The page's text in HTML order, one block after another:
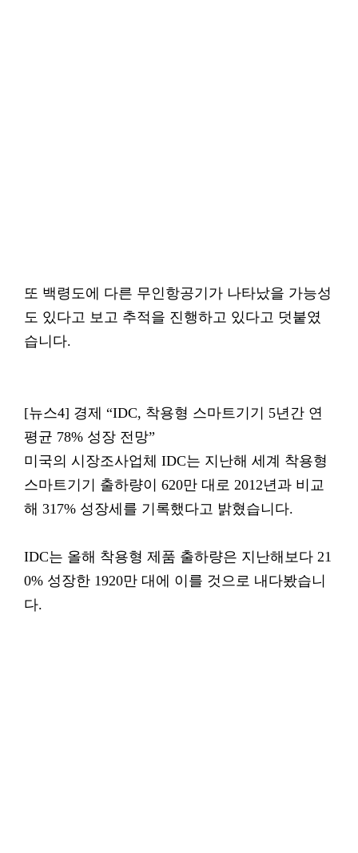
또 백령도에 다른 무인항공기가 나타났을 가능성
도 있다고 보고 추적을 진행하고 있다고 덧붙였
습니다.
[뉴스4] 경제 “IDC, 착용형 스마트기기 5년간 연
평균 78% 성장 전망”
미국의 시장조사업체 IDC는 지난해 세계 착용형
스마트기기 출하량이 620만 대로 2012년과 비교
해 317% 성장세를 기록했다고 밝혔습니다.
IDC는 올해 착용형 제품 출하량은 지난해보다 21
0% 성장한 1920만 대에 이를 것으로 내다봤습니
다.